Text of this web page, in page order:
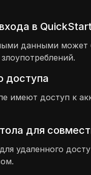
в
данными
доступа
имеют доступ к
для
удаленного